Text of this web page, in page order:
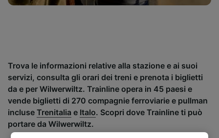
Trova le informazioni relative alla stazione e ai suoi
servizi, consulta gli orari dei treni e prenota i biglietti
da e per Wilwerwiltz. Trainline opera in 45 paesi e
vende biglietti di 270 compagnie ferroviarie e pullman
incluse Trenitalia e Italo. Scopri dove Trainline ti può
portare da Wilwerwiltz.